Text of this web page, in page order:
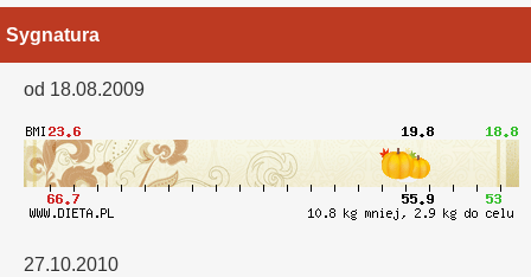
Sygnatura
od 18.08.2009
27.10.2010